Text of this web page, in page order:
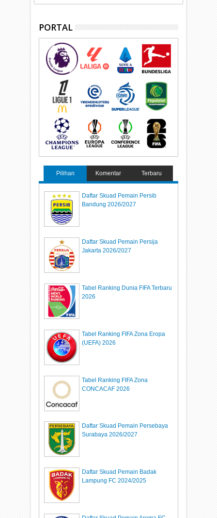
PORTAL
Pilihan Komentar Terbaru
Daftar Skuad Pemain Persib
Bandung 2026/2027
Daftar Skuad Pemain Persija
Jakarta 2026/2027
Tabel Ranking Dunia FIFA Terbaru
2026
Tabel Ranking FIFA Zona Eropa
(UEFA) 2026
Tabel Ranking FIFA Zona
CONCACAF 2026
Daftar Skuad Pemain Persebaya
Surabaya 2026/2027
Daftar Skuad Pemain Badak
Lampung FC 2024/2025